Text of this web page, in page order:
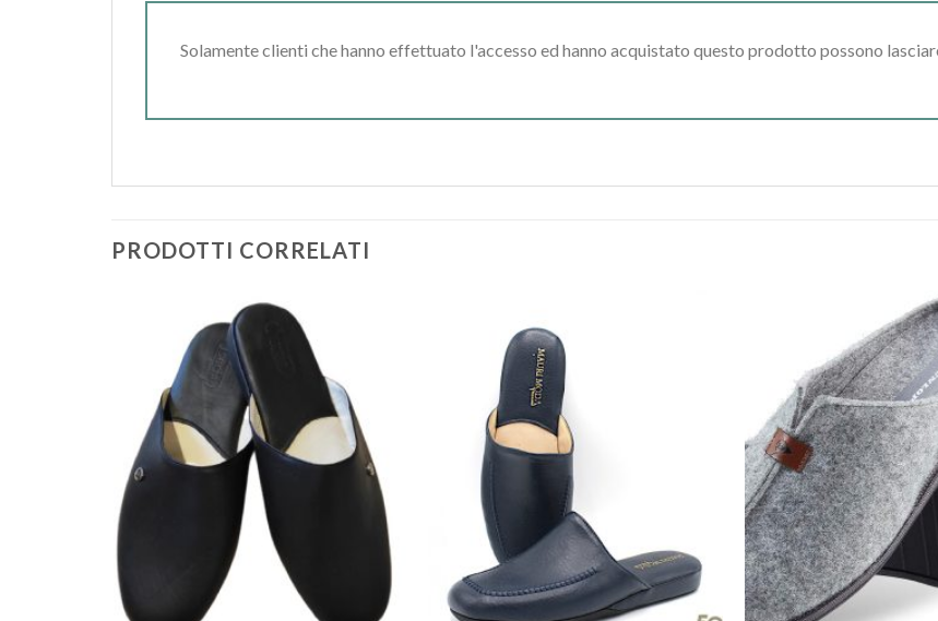
Solamente clienti che hanno effettuato l'accesso ed hanno acquistato questo prodotto possono
PRODOTTI CORRELATI